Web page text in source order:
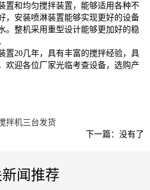
置和均匀搅拌装置，能够适用各种不
，安装喷淋装置能够实现更好的设备
。整机采用重型设计能够更加好的稳
置20几年，具有丰富的搅拌经验，具
欢迎各位厂家光临考查设备，选购产
拌机三台发货
下一篇：没有了
闻推荐